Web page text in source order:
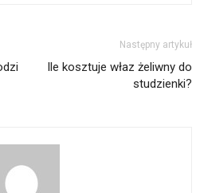
Następny artykuł
Ile kosztuje właz żeliwny do
studzienki?